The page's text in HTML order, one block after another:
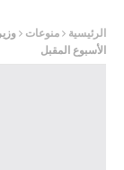
الرئيسية منوعات
الأسبوع المقبل